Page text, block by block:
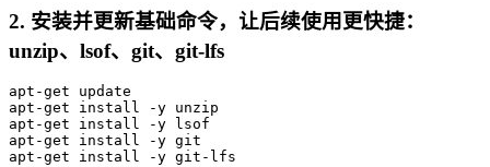
2. 安装并更新基础命令，让后续使用更快捷：
unzip、lsof、git、git-lfs
apt-get
update
apt-get install -y unzip
apt-get install -y lsof
apt-get install -y git
apt-get